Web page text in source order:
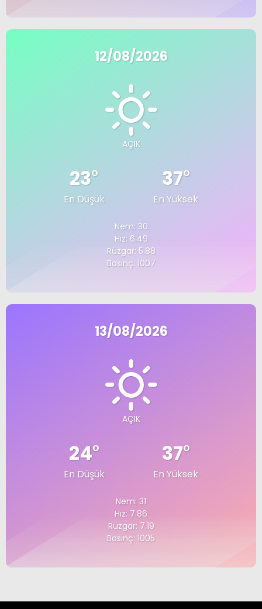
12/08/2026
AÇIK
23°
En Düşük
37°
En Yüksek
Nem: 30
Hız: 6.49
Rüzgar: 5.88
Basınç: 1007
13/08/2026
AÇIK
24°
En Düşük
37°
En Yüksek
Nem: 31
Hız: 7.86
Rüzgar: 7.19
Basınç: 1005